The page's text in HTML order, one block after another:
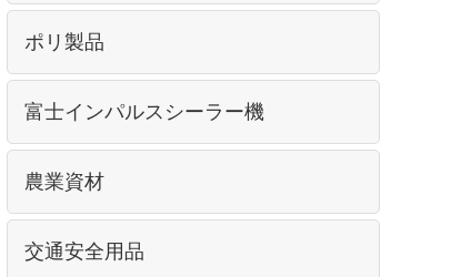
ポリ製品
富士インパルスシーラー機
農業資材
交通安全用品